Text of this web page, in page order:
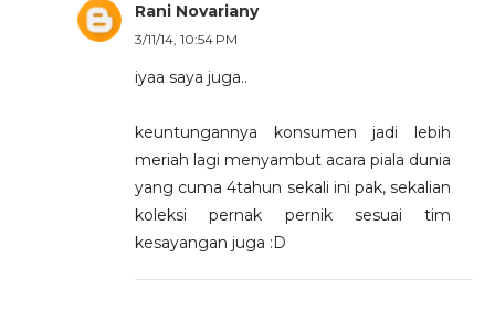
Rani Novariany
3/11/14, 10:54 PM
iyaa saya juga..
keuntungannya konsumen jadi lebih
meriah lagi menyambut acara piala dunia
yang cuma 4tahun sekali ini pak, sekalian
koleksi pernak pernik sesuai tim
kesayangan juga :D